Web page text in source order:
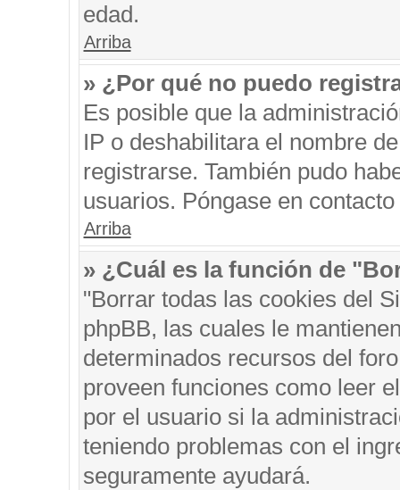
edad.
Arriba
» ¿Por qué no puedo
Es posible que la
IP o deshabilitara el nombre
registrarse. También pudo
usuarios. Póngase en
Arriba
» ¿Cuál es la función de
"Borrar todas las cookies del
phpBB, las cuales le
determinados recursos del
proveen funciones como leer
por el usuario si la
teniendo problemas con el
seguramente ayudará.